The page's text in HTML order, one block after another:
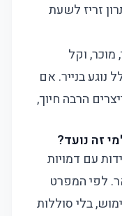
זריז לשעת
מוכר, וקל
נוגע בנייר. אם
הרבה חיוך,
זה נועד?
לכם סט של 12 יחידות עם דמויות
לפי המפרט
בלי סוללות